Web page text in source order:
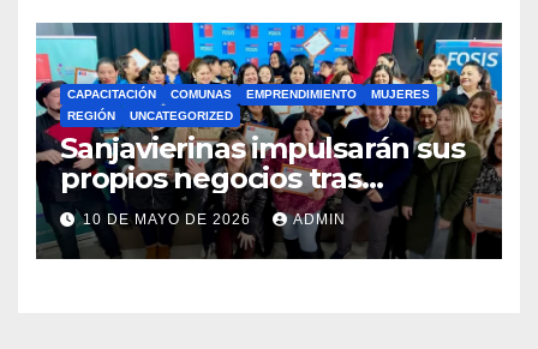
CAPACITACIÓN COMUNAS EMPRENDIMIENTO
MUJERES
REGIÓN
UNCATEGORIZED
Sanjavierinas impulsarán sus
propios negocios tras
capacitarse junto al FOSIS
10 DE MAYO DE 2026 ADMIN